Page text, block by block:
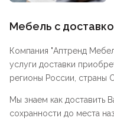
Мебель с
Компания "Аптренд
услуги доставки
регионы России, страны
Мы знаем как доставить
сохранности до места